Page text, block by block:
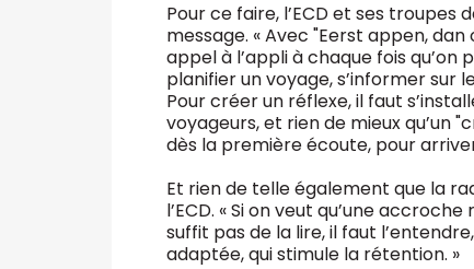
Pour ce faire, l’ECD et ses
message. « Avec "Eerst appen,
appel à l’appli à chaque fois
planifier un voyage, s’informer sur
Pour créer un réflexe, il faut
voyageurs, et rien de mieux qu’un
dès la première écoute, pour
Et rien de telle également que la
l’ECD. « Si on veut qu’une
suffit pas de la lire, il faut
adaptée, qui stimule la rétention. »